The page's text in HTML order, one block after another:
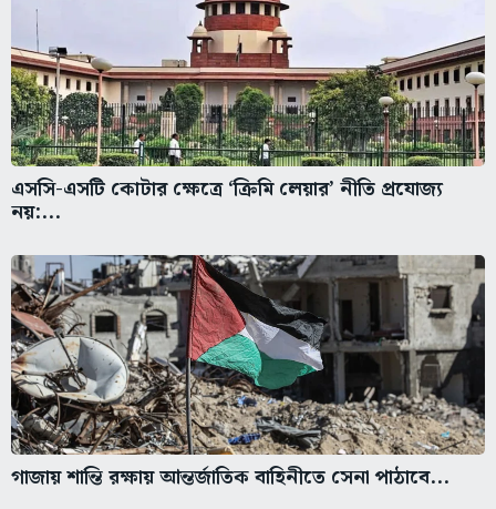
এসসি-এসটি কোটার ক্ষেত্রে ‘ক্রিমি লেয়ার’ নীতি প্রযোজ্য
নয়:...
গাজায় শান্তি রক্ষায় আন্তর্জাতিক বাহিনীতে সেনা পাঠাবে...